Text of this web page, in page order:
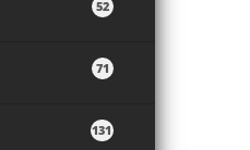
52
71
131